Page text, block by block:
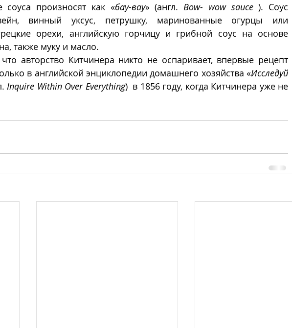
соуса произносят как «бау-вау» (англ. Bow- wow sauce ). Соус
винный уксус, петрушку, маринованные огурцы или
орехи, английскую горчицу и грибной соус на основе
также муку и масло.
авторство Китчинера никто не оспаривает, впервые рецепт
в английской энциклопедии домашнего хозяйства «Исследуй
Inquire Within Over Everything)  в 1856 году, когда Китчинера уже не